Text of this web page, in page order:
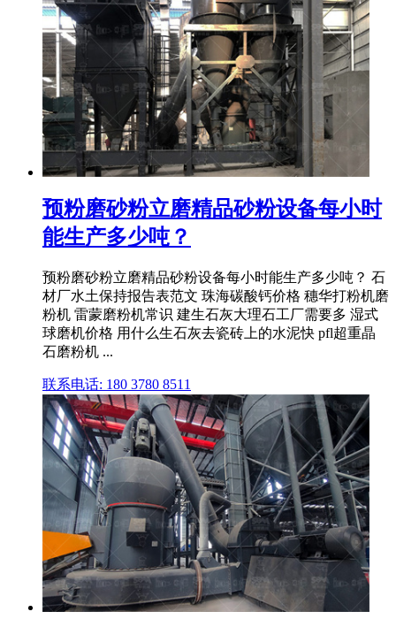
预粉磨砂粉立磨精品砂粉设备每小时
能生产多少吨？
预粉磨砂粉立磨精品砂粉设备每小时能生产多少吨？ 石
材厂水土保持报告表范文 珠海碳酸钙价格 穗华打粉机磨
粉机 雷蒙磨粉机常识 建生石灰大理石工厂需要多 湿式
球磨机价格 用什么生石灰去瓷砖上的水泥快 pfl超重晶
石磨粉机 ...
联系电话: 180 3780 8511